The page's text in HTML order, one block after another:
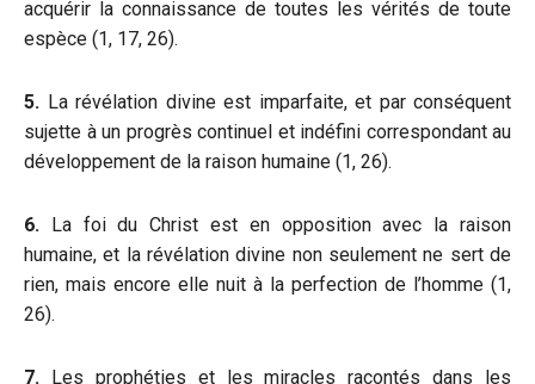
acquérir la connaissance de toutes les vérités de toute
espèce (1, 17, 26).
5. La révélation divine est imparfaite, et par conséquent
sujette à un progrès continuel et indéfini correspondant au
développement de la raison humaine (1, 26).
6. La foi du Christ est en opposition avec la raison
humaine, et la révélation divine non seulement ne sert de
rien, mais encore elle nuit à la perfection de l’homme (1,
26).
7. Les prophéties et les miracles racontés dans les